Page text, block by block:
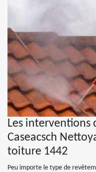
Les interventions
Caseacsch
toiture 1442
Peu importe le type de